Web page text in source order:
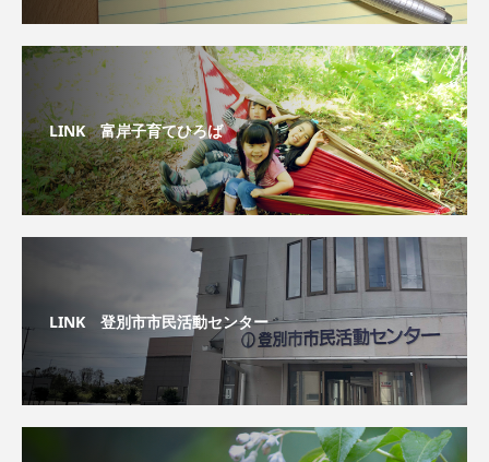
LINK 富岸子育てひろば
LINK 登別市市民活動センター